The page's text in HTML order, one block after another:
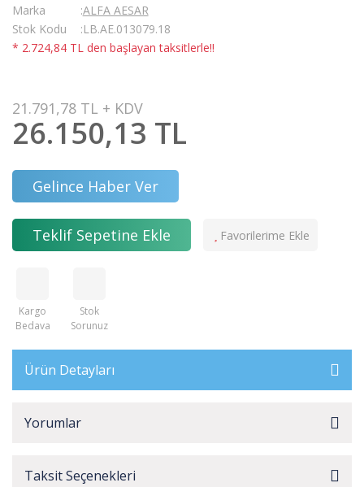
Marka
ALFA AESAR
Stok Kodu
LB.AE.013079.18
* 2.724,84 TL den başlayan taksitlerle!!
21.791,78 TL + KDV
26.150,13 TL
Gelince Haber Ver
Teklif Sepetine Ekle
Kargo
Bedava
Stok
Sorunuz
Ürün Detayları
Yorumlar
Taksit Seçenekleri